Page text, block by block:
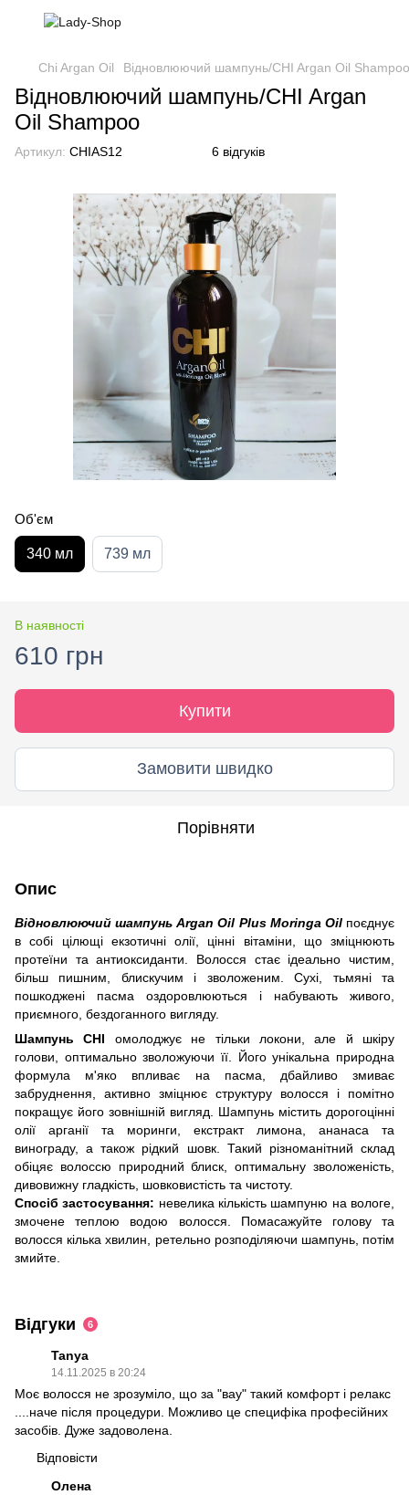
Chi Argan Oil Відновлюючий шампунь/CHI Argan Oil Shampoo
Відновлюючий шампунь/CHI Argan
Oil Shampoo
Артикул: CHIAS12 6 відгуків
Об'єм
340 мл 739 мл
В наявності
610 грн
Купити
Замовити швидко
Порівняти
Опис
Відновлюючий шампунь Argan Oil Plus Moringa Oil поєднує
в собі цілющі екзотичні олії, цінні вітаміни, що зміцнюють
протеїни та антиоксиданти. Волосся стає ідеально чистим,
більш пишним, блискучим і зволоженим. Сухі, тьмяні та
пошкоджені пасма оздоровлюються і набувають живого,
приємного, бездоганного вигляду.
Шампунь CHI омолоджує не тільки локони, але й шкіру
голови, оптимально зволожуючи її. Його унікальна природна
формула м'яко впливає на пасма, дбайливо змиває
забруднення, активно зміцнює структуру волосся і помітно
покращує його зовнішній вигляд. Шампунь містить дорогоцінні
олії арганії та моринги, екстракт лимона, ананаса та
винограду, а також рідкий шовк. Такий різноманітний склад
обіцяє волоссю природний блиск, оптимальну зволоженість,
дивовижну гладкість, шовковистість та чистоту.
Спосіб застосування: невелика кількість шампуню на вологе,
змочене теплою водою волосся. Помасажуйте голову та
волосся кілька хвилин, ретельно розподіляючи шампунь, потім
змийте.
Відгуки 6
Tanya
14.11.2025 в 20:24
Моє волосся не зрозуміло, що за "вау" такий комфорт і релакс
....наче після процедури. Можливо це специфіка професійних
засобів. Дуже задоволена.
Відповісти
Олена